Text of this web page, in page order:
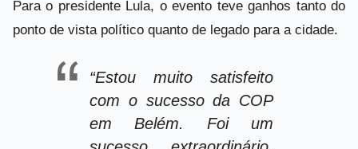
Para o presidente Lula, o evento teve ganhos tanto do
ponto de vista político quanto de legado para a cidade.
“Estou muito satisfeito
com o sucesso da COP
em Belém. Foi um